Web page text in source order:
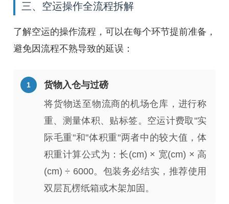
三、空运操作全流程拆解
了解空运的操作流程，可以在每个环节提前准备，
避免因流程不熟导致的延误：
货物入仓与过磅
将货物送至物流商的机场仓库，进行称
重、测量体积、贴标签。空运计费取"实
际毛重"和"体积重"两者中的较大值，体
积重计算公式为：长(cm) × 宽(cm) × 高
(cm) ÷ 6000。包装务必结实，推荐使用
双层瓦楞纸箱或木架加固。